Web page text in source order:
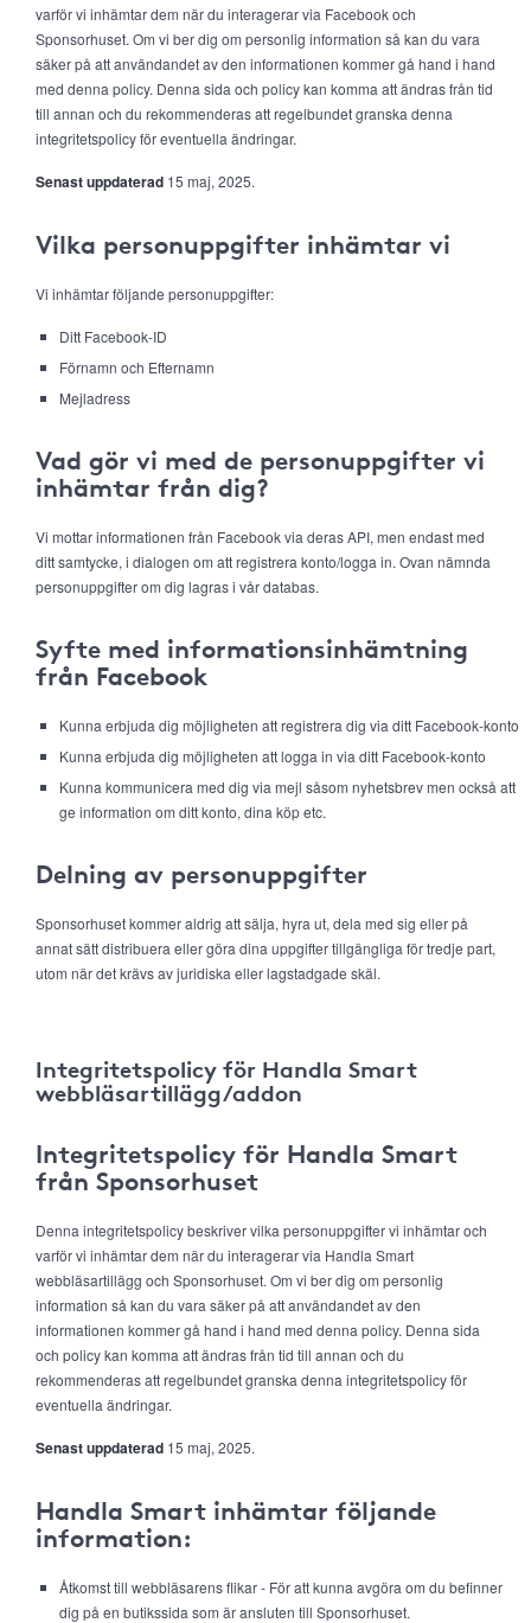
varför vi inhämtar dem när du interagerar via Facebook och
Sponsorhuset. Om vi ber dig om personlig information så kan du vara
säker på att användandet av den informationen kommer gå hand i hand
med denna policy. Denna sida och policy kan komma att ändras från tid
till annan och du rekommenderas att regelbundet granska denna
integritetspolicy för eventuella ändringar.
Senast uppdaterad 15 maj, 2025.
Vilka personuppgifter inhämtar vi
Vi inhämtar följande personuppgifter:
Ditt Facebook-ID
Förnamn och Efternamn
Mejladress
Vad gör vi med de personuppgifter vi
inhämtar från dig?
Vi mottar informationen från Facebook via deras API, men endast med
ditt samtycke, i dialogen om att registrera konto/logga in. Ovan nämnda
personuppgifter om dig lagras i vår databas.
Syfte med informationsinhämtning
från Facebook
Kunna erbjuda dig möjligheten att registrera dig via ditt Facebook-konto
Kunna erbjuda dig möjligheten att logga in via ditt Facebook-konto
Kunna kommunicera med dig via mejl såsom nyhetsbrev men också att
ge information om ditt konto, dina köp etc.
Delning av personuppgifter
Sponsorhuset kommer aldrig att sälja, hyra ut, dela med sig eller på
annat sätt distribuera eller göra dina uppgifter tillgängliga för tredje part,
utom när det krävs av juridiska eller lagstadgade skäl.
Integritetspolicy för Handla Smart
webbläsartillägg/addon
Integritetspolicy för Handla Smart
från Sponsorhuset
Denna integritetspolicy beskriver vilka personuppgifter vi inhämtar och
varför vi inhämtar dem när du interagerar via Handla Smart
webbläsartillägg och Sponsorhuset. Om vi ber dig om personlig
information så kan du vara säker på att användandet av den
informationen kommer gå hand i hand med denna policy. Denna sida
och policy kan komma att ändras från tid till annan och du
rekommenderas att regelbundet granska denna integritetspolicy för
eventuella ändringar.
Senast uppdaterad 15 maj, 2025.
Handla Smart inhämtar följande
information:
Åtkomst till webbläsarens flikar - För att kunna avgöra om du befinner
dig på en butikssida som är ansluten till Sponsorhuset.